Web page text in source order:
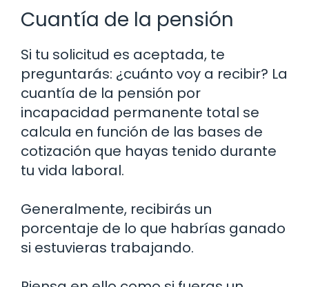
Cuantía de la pensión
Si tu solicitud es aceptada, te
preguntarás: ¿cuánto voy a recibir? La
cuantía de la pensión por
incapacidad permanente total se
calcula en función de las bases de
cotización que hayas tenido durante
tu vida laboral.
Generalmente, recibirás un
porcentaje de lo que habrías ganado
si estuvieras trabajando.